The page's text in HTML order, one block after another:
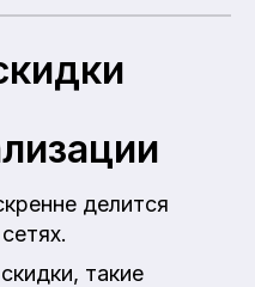
делится
такие